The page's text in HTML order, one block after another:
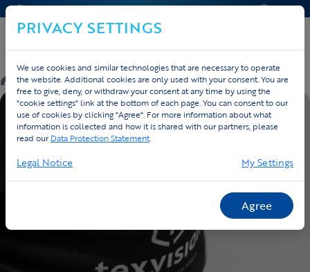
CONTACT & HELP OFFERTE
Custom/Running/Producten
EIGEN ONTWERP
PRIVACY SETTINGS
We use cookies and similar technologies that are necessary to operate
the website. Additional cookies are only used with your consent. You are
free to give, deny, or withdraw your consent at any time by using the
"cookie settings" link at the bottom of each page. You can consent to our
use of cookies by clicking "Agree". For more information about what
information is collected and how it is shared with our partners, please
read ourData Protection Statement.
Legal Notice My Settings
Agree